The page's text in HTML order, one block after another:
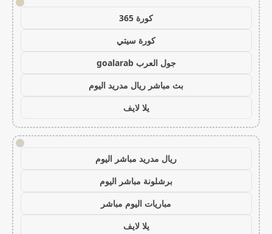
!
كورة 365
كورة سيتي
جول العرب goalarab
بث مباشر ريال مدريد اليوم
يلا لايف
!
ريال مدريد مباشر اليوم
برشلونة مباشر اليوم
مباريات اليوم مباشر
يلا لايف